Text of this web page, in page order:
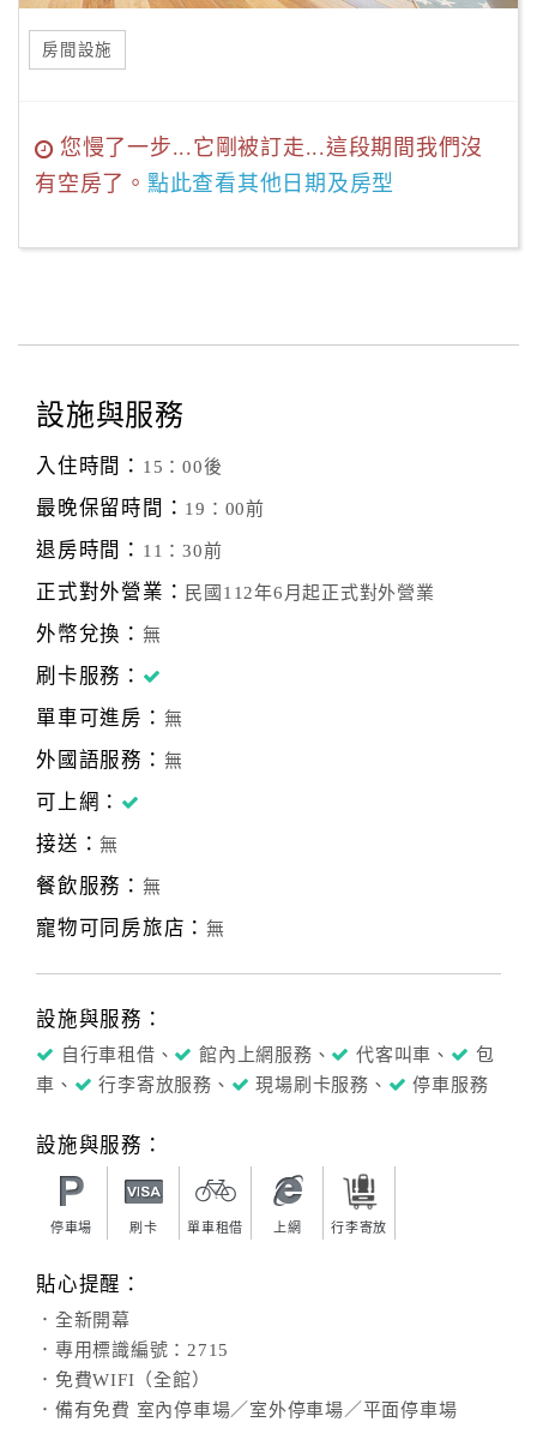
房間設施
您慢了一步...它剛被訂走...這段期間我們沒
有空房了。 點此查看其他日期及房型
設施與服務
入住時間： 15：00後
最晚保留時間： 19：00前
退房時間： 11：30前
正式對外營業： 民國112年6月起正式對外營業
外幣兌換： 無
刷卡服務：
單車可進房： 無
外國語服務： 無
可上網：
接送：無
餐飲服務： 無
寵物可同房旅店： 無
設施與服務：
自行車租借、 館內上網服務、 代客叫車、
包
車、
行李寄放服務、 現場刷卡服務、 停車服務
設施與服務：
停車場 刷卡 單車租借 上網 行李寄放
貼心提醒：
．全新開幕
．專用標識編號：2715
．免費WIFI（全館）
．備有免費 室內停車場／室外停車場／平面停車場